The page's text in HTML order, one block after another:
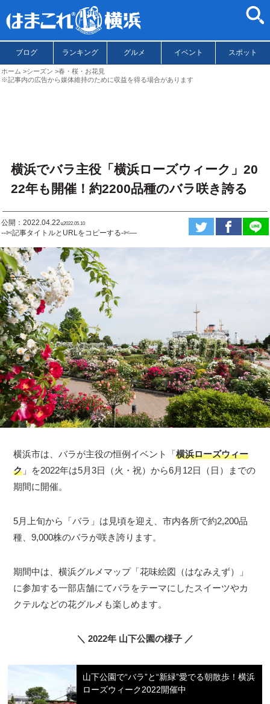
ブログ ランキング グルメ イベント スポット
ホーム シーズン
春・桜・お花見
※記事内の広告から媒体維持のために収益を得る場合があります
横浜でバラ主役「横浜ローズウィーク」20
22年も開催！約2200品種のバラ咲き誇る
公開：2022.04.22ಇ2022.05.10
--✄記事タイトルとURLをコピーする-✄—
横浜市は、バラが主役の恒例イベント「横浜ローズウィー
ク 」を2022年は5月3日（火・祝）から6月12日（日）までの
期間に開催。
5月上旬から「バラ」は見頃を迎え、市内各所で約2,200品
種、9,000株のバラが咲き誇ります。
期間中は、横浜グルメマップ「花味絵図（はなみえず）」
に参加する一部店舗にてバラをテーマにしたスイーツやカ
クテルなどの花グルメも楽しめます。
＼ 2022年 山下公園の様子 ／
山下公園で“バラ”と“新緑”愛でる朝散歩！横浜
ローズウィーク2022開催中